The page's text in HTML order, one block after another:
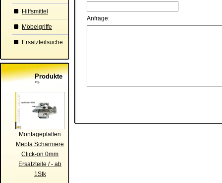
Hilfsmittel
Möbelgriffe
Ersatzteilsuche
Produkte
Montageplatten
Mepla Scharniere
Click-on 0mm
Ersatzteile / - ab
1Stk
Anfrage: